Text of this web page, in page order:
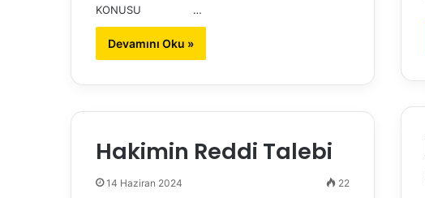
KONUSU …
Devamını Oku »
Hakimin Reddi Talebi
14 Haziran 2024 22